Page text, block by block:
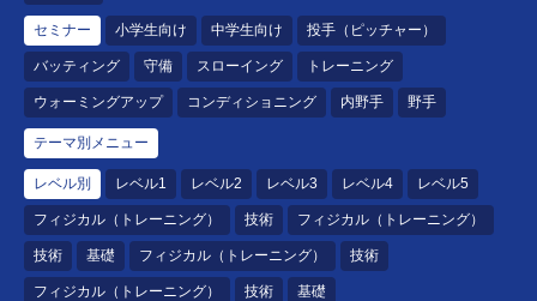
セミナー 小学生向け 中学生向け 投手（ピッチャー）
バッティング 守備 スローイング トレーニング
ウォーミングアップ コンディショニング 内野手 野手
テーマ別メニュー
レベル別 レベル1 レベル2 レベル3 レベル4 レベル5
フィジカル（トレーニング） 技術 フィジカル（トレーニング）
技術 基礎 フィジカル（トレーニング） 技術
フィジカル（トレーニング） 技術 基礎